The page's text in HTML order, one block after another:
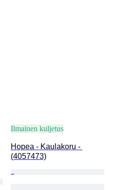
Ilmainen kuljetus
Hopea - Kaulakoru -
(4057473)